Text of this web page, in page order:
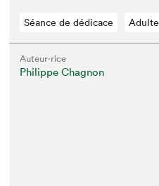
Séance de dédicace Adulte
Auteur·rice
Philippe Chagnon